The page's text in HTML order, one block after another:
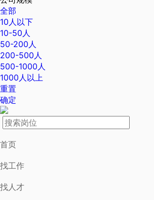
全部
10人以下
10-50人
50-200人
200-500人
500-1000人
1000人以上
重置
确定
首页
找工作
找人才